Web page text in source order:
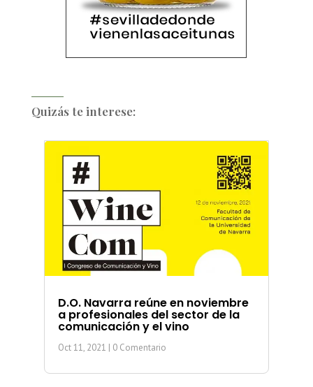
Quizás te interese:
D.O. Navarra reúne en noviembre
a profesionales del sector de la
comunicación y el vino
Oct 11, 2021 | 0 Comentario